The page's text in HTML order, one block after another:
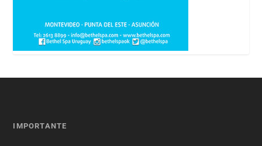
IMPORTANTE